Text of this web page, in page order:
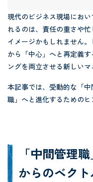
現代のビジネス現場にお
れるのは、責任の重さや
イメージかもしれません。
から「中心」へと再定義
ングを両立させる新しい
本記事では、受動的な「
職」へと進化するためのヒ
「中間管理
からのベク